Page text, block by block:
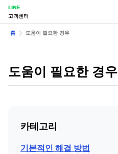
LINE
고객센터
홈 도움이 필요한 경우
도움이 필요한 경우
카테고리
기본적인 해결 방법